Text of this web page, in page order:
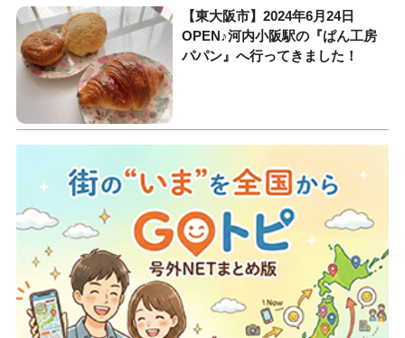
【東大阪市】2024年6月24日
OPEN♪河内小阪駅の『ぱん工房
パパン』へ行ってきました！